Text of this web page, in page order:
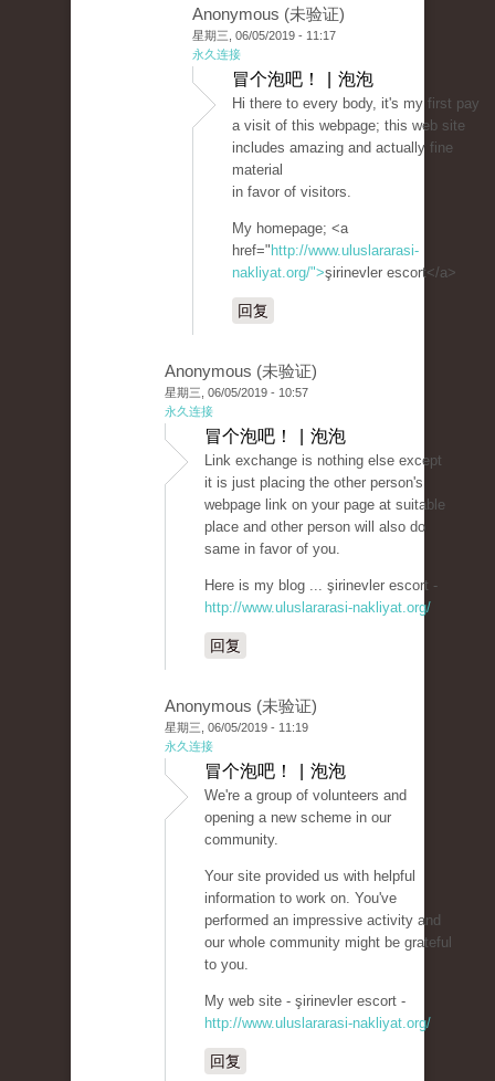
Anonymous (未验证)
星期三, 06/05/2019 - 11:17
永久连接
冒个泡吧！ | 泡泡
Hi there to every body, it's my first pay
a visit of this webpage; this web site
includes amazing and actually fine
material
in favor of visitors.
My homepage; <a
href=" http://www.uluslararasi-
nakliyat.org/">şirinevler escort</a>
回复
Anonymous (未验证)
星期三, 06/05/2019 - 10:57
永久连接
冒个泡吧！ | 泡泡
Link exchange is nothing else except
it is just placing the other person's
webpage link on your page at suitable
place and other person will also do
same in favor of you.
Here is my blog ... şirinevler escort -
http://www.uluslararasi-nakliyat.org/
回复
Anonymous (未验证)
星期三, 06/05/2019 - 11:19
永久连接
冒个泡吧！ | 泡泡
We're a group of volunteers and
opening a new scheme in our
community.
Your site provided us with helpful
information to work on. You've
performed an impressive activity and
our whole community might be grateful
to you.
My web site - şirinevler escort -
http://www.uluslararasi-nakliyat.org/
回复